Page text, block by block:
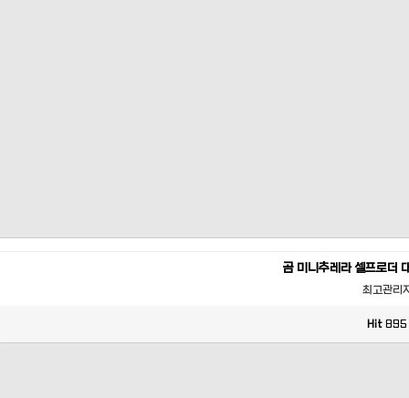
곰 미니추레라 셀프로더
최고관리
Hit 895